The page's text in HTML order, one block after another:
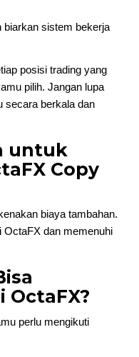
biarkan sistem bekerja
posisi trading yang
pilih. Jangan lupa
secara berkala dan
untuk
Copy
biaya tambahan.
OctaFX dan memenuhi
OctaFX?
perlu mengikuti